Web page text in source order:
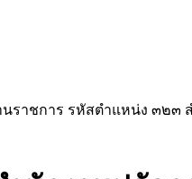
ราชการ รหัสตำแหน่ง ๓๒๓